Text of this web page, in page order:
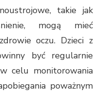
takie jak
mogą mieć
oczu. Dzieci z
być regularnie
celu monitorowania
poważnym